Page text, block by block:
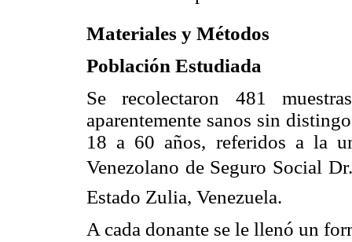
Materiales y Métodos
Población Estudiada
Se recolectaron 481
aparentemente sanos sin
18 a 60 años, referidos a la
Venezolano de Seguro Social
Estado Zulia, Venezuela.
A cada donante se le llenó un